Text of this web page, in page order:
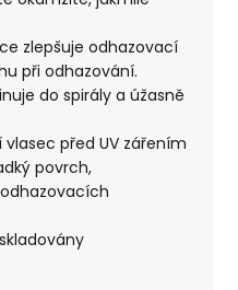
zlepšuje odhazovací
při odhazování.
do spirály a úžasně
před UV zářením
povrch,